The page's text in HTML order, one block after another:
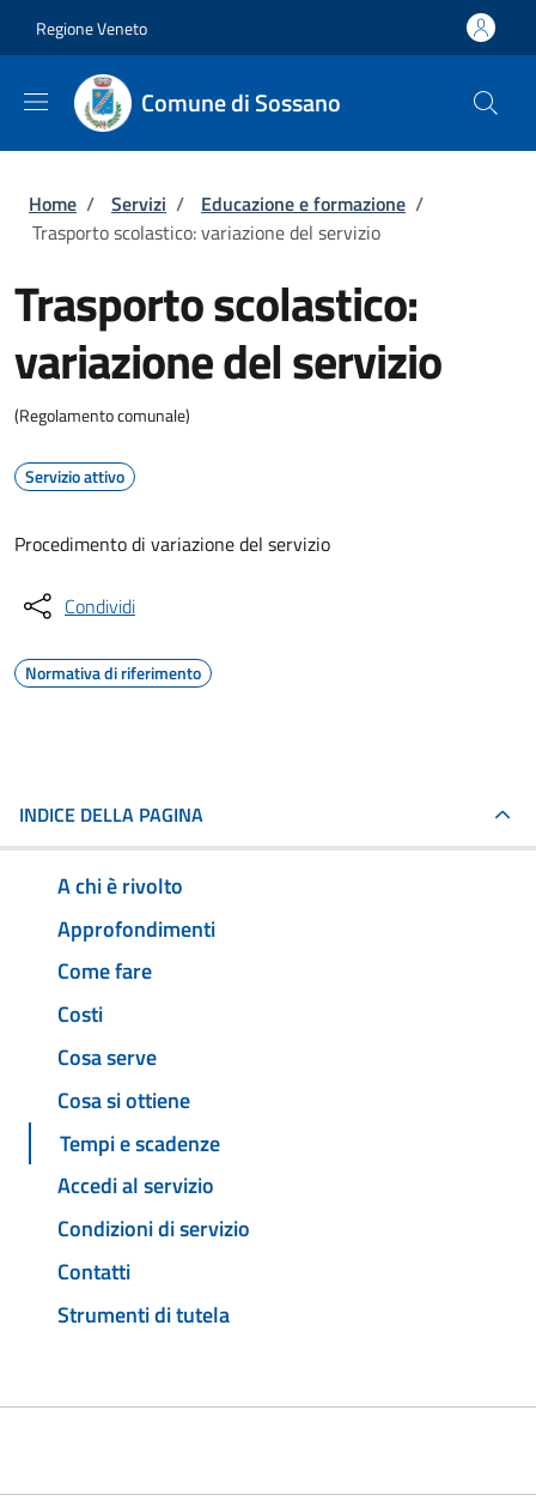
Regione Veneto
Comune di Sossano
Briciole di pane
Home / Servizi / Educazione e formazione /
Trasporto scolastico: variazione del servizio
Trasporto scolastico:
variazione del servizio
(Regolamento comunale)
Servizio attivo
Procedimento di variazione del servizio
Condividi
Normativa di riferimento
INDICE DELLA PAGINA
A chi è rivolto
Approfondimenti
Come fare
Costi
Cosa serve
Cosa si ottiene
Tempi e scadenze
Accedi al servizio
Condizioni di servizio
Contatti
Strumenti di tutela